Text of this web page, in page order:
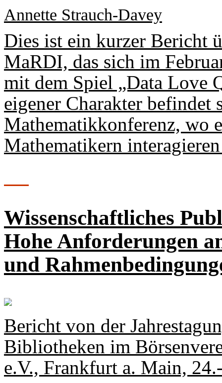
Annette Strauch-Davey
Dies ist ein kurzer Bericht
MaRDI, das sich im
mit dem Spiel „Data Love
eigener Charakter befindet
Mathematikkonferenz, wo
Mathematikern
Wissenschaftliches
Hohe Anforderungen
und
Bericht von der
Bibliotheken im
e.V., Frankfurt a. Main,